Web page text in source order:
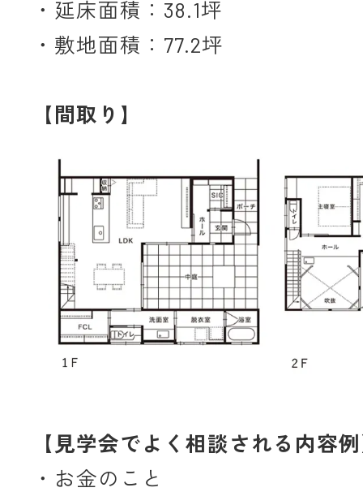
・延床面積：38.1坪
・敷地面積：77.2坪
【間取り】
【見学会でよく相談される内容
・お金のこと